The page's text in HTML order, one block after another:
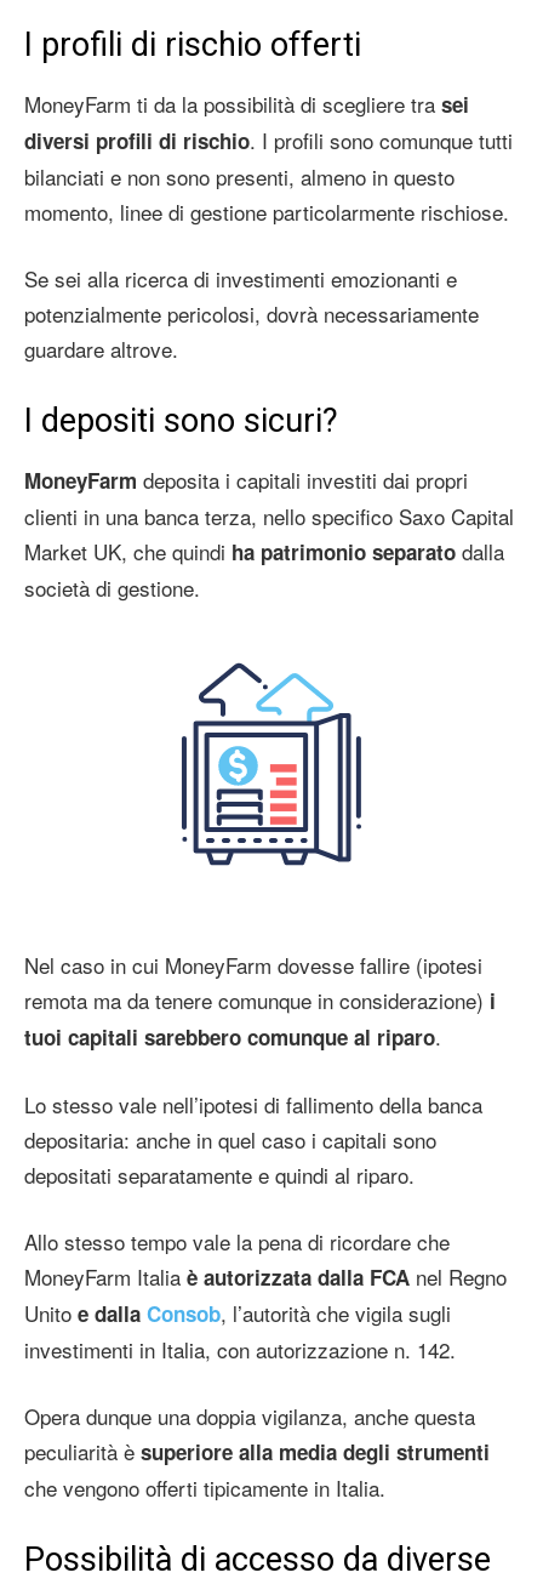
I profili di rischio offerti
MoneyFarm ti da la possibilità di scegliere tra sei
diversi profili di rischio. I profili sono comunque tutti
bilanciati e non sono presenti, almeno in questo
momento, linee di gestione particolarmente rischiose.
Se sei alla ricerca di investimenti emozionanti e
potenzialmente pericolosi, dovrà necessariamente
guardare altrove.
I depositi sono sicuri?
MoneyFarm deposita i capitali investiti dai propri
clienti in una banca terza, nello specifico Saxo Capital
Market UK, che quindi ha patrimonio separato dalla
società di gestione.
Nel caso in cui MoneyFarm dovesse fallire (ipotesi
remota ma da tenere comunque in considerazione) i
tuoi capitali sarebbero comunque al riparo.
Lo stesso vale nell’ipotesi di fallimento della banca
depositaria: anche in quel caso i capitali sono
depositati separatamente e quindi al riparo.
Allo stesso tempo vale la pena di ricordare che
MoneyFarm Italia è autorizzata dalla FCA nel Regno
Unito e dalla Consob, l’autorità che vigila sugli
investimenti in Italia, con autorizzazione n. 142.
Opera dunque una doppia vigilanza, anche questa
peculiarità è superiore alla media degli strumenti
che vengono offerti tipicamente in Italia.
Possibilità di accesso da diverse